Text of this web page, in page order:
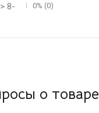
8-
0% (0)
о товаре